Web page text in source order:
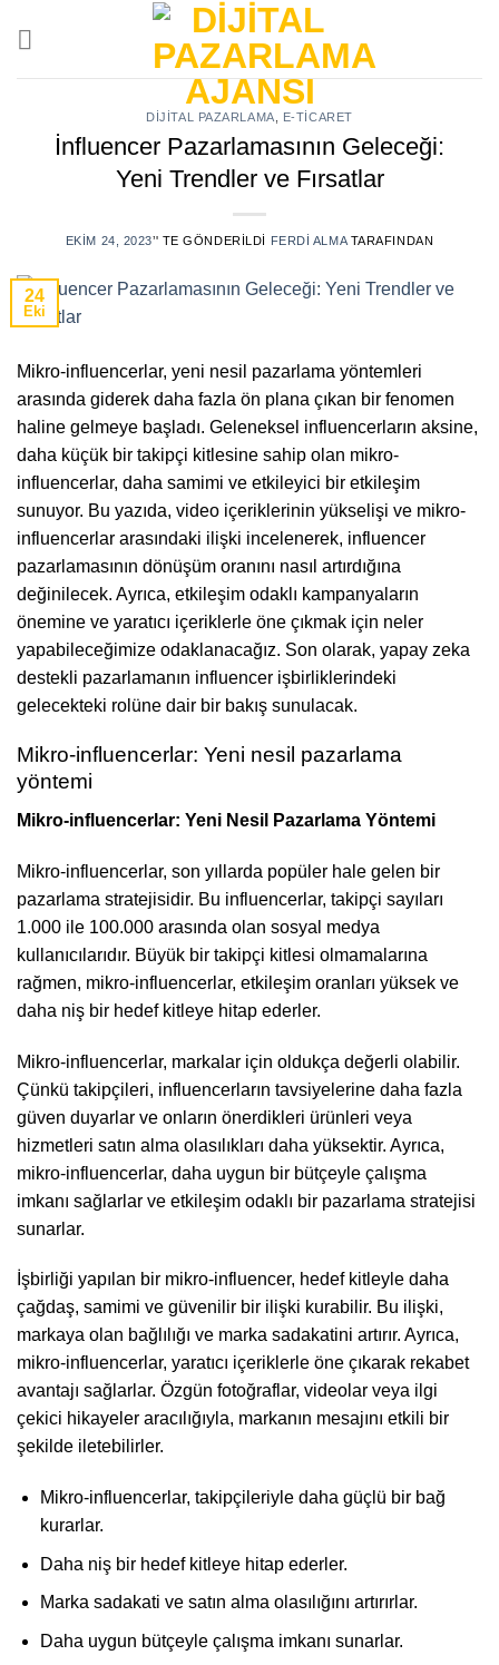
DIJITAL PAZARLAMA E-TICARET
İnfluencer Pazarlamasının Geleceği:
Yeni Trendler ve Fırsatlar
EKIM 24, 2023’' TE GÖNDERILDI FERDI ALMATARAFINDAN
24
Eki
Mikro-influencerlar, yeni nesil pazarlama yöntemleri
arasında giderek daha fazla ön plana çıkan bir fenomen
haline gelmeye başladı. Geleneksel influencerların aksine,
daha küçük bir takipçi kitlesine sahip olan mikro-
influencerlar, daha samimi ve etkileyici bir etkileşim
sunuyor. Bu yazıda, video içeriklerinin yükselişi ve mikro-
influencerlar arasındaki ilişki incelenerek, influencer
pazarlamasının dönüşüm oranını nasıl artırdığına
değinilecek. Ayrıca, etkileşim odaklı kampanyaların
önemine ve yaratıcı içeriklerle öne çıkmak için neler
yapabileceğimize odaklanacağız. Son olarak, yapay zeka
destekli pazarlamanın influencer işbirliklerindeki
gelecekteki rolüne dair bir bakış sunulacak.
Mikro-influencerlar: Yeni nesil pazarlama
yöntemi
Mikro-influencerlar: Yeni Nesil Pazarlama Yöntemi
Mikro-influencerlar, son yıllarda popüler hale gelen bir
pazarlama stratejisidir. Bu influencerlar, takipçi sayıları
1.000 ile 100.000 arasında olan sosyal medya
kullanıcılarıdır. Büyük bir takipçi kitlesi olmamalarına
rağmen, mikro-influencerlar, etkileşim oranları yüksek ve
daha niş bir hedef kitleye hitap ederler.
Mikro-influencerlar, markalar için oldukça değerli olabilir.
Çünkü takipçileri, influencerların tavsiyelerine daha fazla
güven duyarlar ve onların önerdikleri ürünleri veya
hizmetleri satın alma olasılıkları daha yüksektir. Ayrıca,
mikro-influencerlar, daha uygun bir bütçeyle çalışma
imkanı sağlarlar ve etkileşim odaklı bir pazarlama stratejisi
sunarlar.
İşbirliği yapılan bir mikro-influencer, hedef kitleyle daha
çağdaş, samimi ve güvenilir bir ilişki kurabilir. Bu ilişki,
markaya olan bağlılığı ve marka sadakatini artırır. Ayrıca,
mikro-influencerlar, yaratıcı içeriklerle öne çıkarak rekabet
avantajı sağlarlar. Özgün fotoğraflar, videolar veya ilgi
çekici hikayeler aracılığıyla, markanın mesajını etkili bir
şekilde iletebilirler.
Mikro-influencerlar, takipçileriyle daha güçlü bir bağ
kurarlar.
Daha niş bir hedef kitleye hitap ederler.
Marka sadakati ve satın alma olasılığını artırırlar.
Daha uygun bütçeyle çalışma imkanı sunarlar.